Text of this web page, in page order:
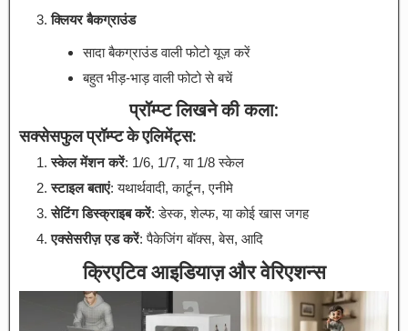
क्लियर बैकग्राउंड
सादा बैकग्राउंड वाली फोटो यूज़ करें
बहुत भीड़-भाड़ वाली फोटो से बचें
प्रॉम्प्ट लिखने की कला:
सक्सेसफुल प्रॉम्प्ट के एलिमेंट्स:
स्केल मेंशन करें: 1/6, 1/7, या 1/8 स्केल
स्टाइल बताएं: यथार्थवादी, कार्टून, एनीमे
सेटिंग डिस्क्राइब करें: डेस्क, शेल्फ, या कोई खास जगह
एक्सेसरीज़ एड करें: पैकेजिंग बॉक्स, बेस, आदि
क्रिएटिव आइडियाज़ और वेरिएशन्स